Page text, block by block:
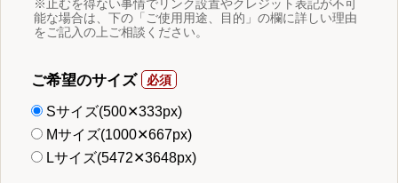
※止むを得ない事情でリンク設置やクレジット表記が不可
能な場合は、下の「ご使用用途、目的」の欄に詳しい理由
をご記入の上ご相談ください。
ご希望のサイズ
Sサイズ(500✕333px)
Mサイズ(1000✕667px)
Lサイズ(5472✕3648px)